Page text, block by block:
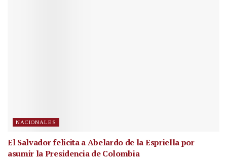
NACIONALES
El Salvador felicita a Abelardo de la Espriella por
asumir la Presidencia de Colombia